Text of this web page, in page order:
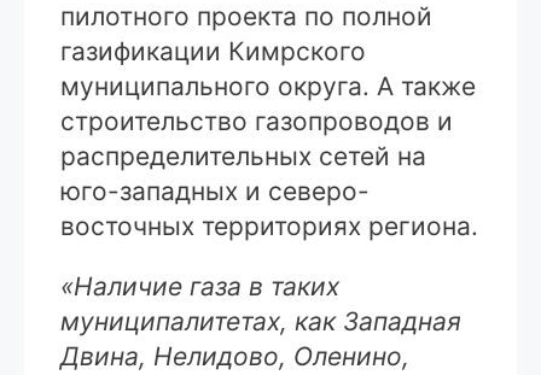
пилотного проекта по полной
газификации Кимрского
муниципального округа. А также
строительство газопроводов и
распределительных сетей на
юго-западных и северо-
восточных территориях региона.
«Наличие газа в таких
муниципалитетах, как Западная
Двина, Нелидово, Оленино,